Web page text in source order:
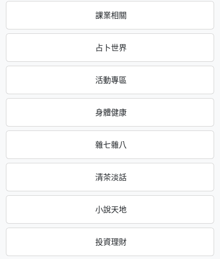
課業相關
占卜世界
活動專區
身體健康
雜七雜八
清茶淡話
小說天地
投資理財